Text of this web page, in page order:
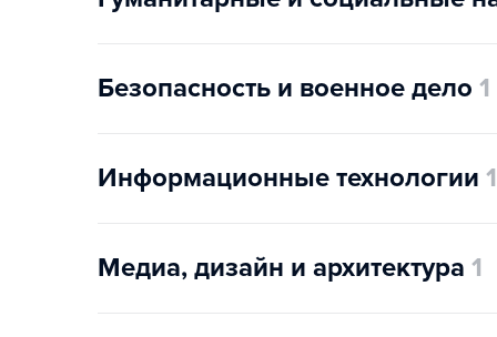
Безопасность и военное дело 1
Информационные технологии
Медиа, дизайн и архитектура 1